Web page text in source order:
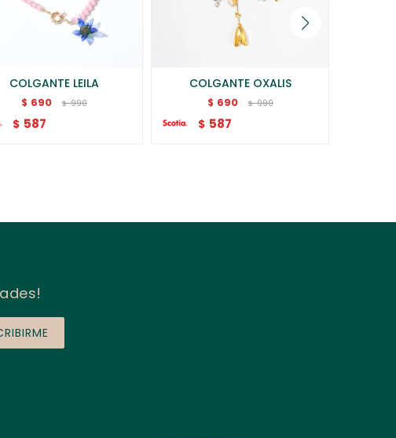
COLGANTE LEILA
$ 690 $ 990
$ 587
COLGANTE OXALIS
$ 690 $ 990
$ 587